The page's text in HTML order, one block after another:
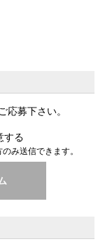
応募下さい。
する
み送信できます。